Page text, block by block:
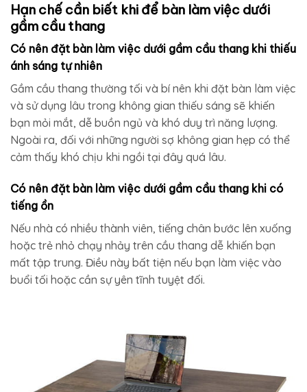
Hạn chế cần biết khi để bàn làm việc dưới
gầm cầu thang
Có nên đặt bàn làm việc dưới gầm cầu thang khi thiếu
ánh sáng tự nhiên
Gầm cầu thang thường tối và bí nên khi đặt bàn làm việc
và sử dụng lâu trong không gian thiếu sáng sẽ khiến
bạn mỏi mắt, dễ buồn ngủ và khó duy trì năng lượng.
Ngoài ra, đối với những người sợ không gian hẹp có thể
cảm thấy khó chịu khi ngồi tại đây quá lâu.
Có nên đặt bàn làm việc dưới gầm cầu thang khi có
tiếng ồn
Nếu nhà có nhiều thành viên, tiếng chân bước lên xuống
hoặc trẻ nhỏ chạy nhảy trên cầu thang dễ khiến bạn
mất tập trung. Điều này bất tiện nếu bạn làm việc vào
buổi tối hoặc cần sự yên tĩnh tuyệt đối.